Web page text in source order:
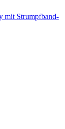
mit Strumpfband-